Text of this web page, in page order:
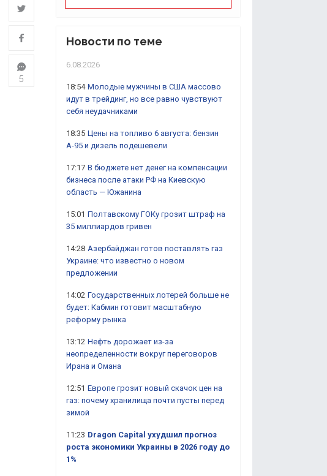
5
Новости по теме
6.08.2026
18:54 Молодые мужчины в США массово
идут в трейдинг, но все равно чувствуют
себя неудачниками
18:35 Цены на топливо 6 августа: бензин
А-95 и дизель подешевели
17:17 В бюджете нет денег на компенсации
бизнеса после атаки РФ на Киевскую
область — Южанина
15:01 Полтавскому ГОКу грозит штраф на
35 миллиардов гривен
14:28 Азербайджан готов поставлять газ
Украине: что известно о новом
предложении
14:02 Государственных лотерей больше не
будет: Кабмин готовит масштабную
реформу рынка
13:12 Нефть дорожает из-за
неопределенности вокруг переговоров
Ирана и Омана
12:51 Европе грозит новый скачок цен на
газ: почему хранилища почти пусты перед
зимой
11:23 Dragon Capital ухудшил прогноз
роста экономики Украины в 2026 году до
1%